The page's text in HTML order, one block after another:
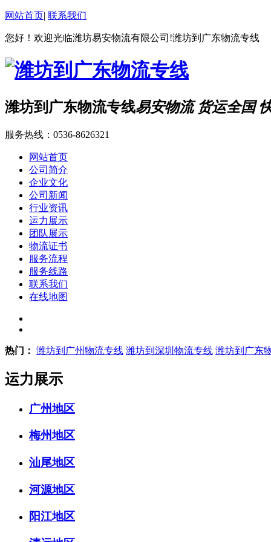
网站首页| 联系我们
您好！欢迎光临潍坊易安物流有限公司!潍坊到广东物流专线
潍坊到广东物流专线易安物流 货运全国
服务热线： 0536-8626321
网站首页
公司简介
企业文化
公司新闻
行业资讯
运力展示
团队展示
物流证书
服务流程
服务线路
联系我们
在线地图
热门： 潍坊到广州物流专线 潍坊到深圳物流专线 潍坊到广东
运力展示
广州地区
梅州地区
汕尾地区
河源地区
阳江地区